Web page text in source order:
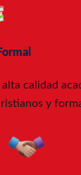
calidad
y